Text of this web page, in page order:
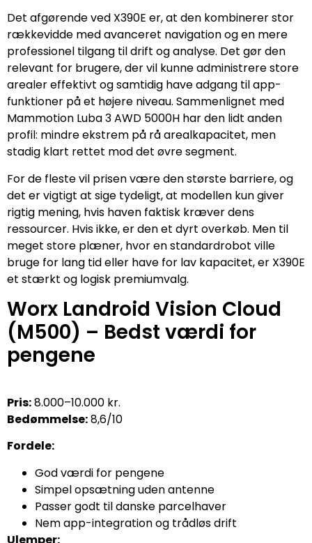
Det afgørende ved X390E er, at den kombinerer stor
rækkevidde med avanceret navigation og en mere
professionel tilgang til drift og analyse. Det gør den
relevant for brugere, der vil kunne administrere store
arealer effektivt og samtidig have adgang til app-
funktioner på et højere niveau. Sammenlignet med
Mammotion Luba 3 AWD 5000H har den lidt anden
profil: mindre ekstrem på rå arealkapacitet, men
stadig klart rettet mod det øvre segment.
For de fleste vil prisen være den største barriere, og
det er vigtigt at sige tydeligt, at modellen kun giver
rigtig mening, hvis haven faktisk kræver dens
ressourcer. Hvis ikke, er den et dyrt overkøb. Men til
meget store plæner, hvor en standardrobot ville
bruge for lang tid eller have for lav kapacitet, er X390E
et stærkt og logisk premiumvalg.
Worx Landroid Vision Cloud
(M500) – Bedst værdi for
pengene
Pris:8.000–10.000 kr.
Bedømmelse:8,6/10
Fordele:
God værdi for pengene
Simpel opsætning uden antenne
Passer godt til danske parcelhaver
Nem app-integration og trådløs drift
Ulemper: